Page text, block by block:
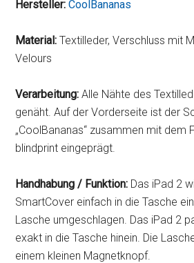
Hersteller: CoolBananas
Material: Textilleder, Verschluss mit
Velours
Verarbeitung: Alle Nähte des
genäht. Auf der Vorderseite ist der
„CoolBananas“ zusammen mit dem
blindprint eingeprägt.
Handhabung / Funktion: Das iPad 2
SmartCover einfach in die Tasche
Lasche umgeschlagen. Das iPad 2
exakt in die Tasche hinein. Die
einem kleinen Magnetknopf.